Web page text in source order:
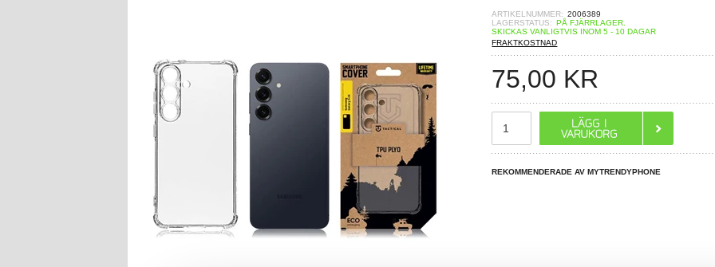
ARTIKELNUMMER: 2006389
LAGERSTATUS: PÅ FJÄRRLAGER.
SKICKAS VANLIGTVIS INOM 5 - 10 DAGAR
FRAKTKOSTNAD
75,00 KR
REKOMMENDERADE AV MYTRENDYPHONE